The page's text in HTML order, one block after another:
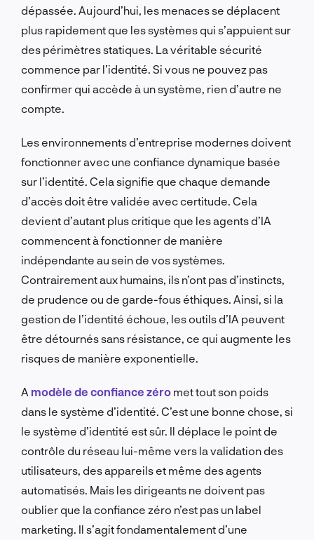
dépassée. Aujourd’hui, les menaces se déplacent
plus rapidement que les systèmes qui s’appuient sur
des périmètres statiques. La véritable sécurité
commence par l’identité. Si vous ne pouvez pas
confirmer qui accède à un système, rien d’autre ne
compte.
Les environnements d’entreprise modernes doivent
fonctionner avec une confiance dynamique basée
sur l’identité. Cela signifie que chaque demande
d’accès doit être validée avec certitude. Cela
devient d’autant plus critique que les agents d’IA
commencent à fonctionner de manière
indépendante au sein de vos systèmes.
Contrairement aux humains, ils n’ont pas d’instincts,
de prudence ou de garde-fous éthiques. Ainsi, si la
gestion de l’identité échoue, les outils d’IA peuvent
être détournés sans résistance, ce qui augmente les
risques de manière exponentielle.
A modèle de confiance zéro met tout son poids
dans le système d’identité. C’est une bonne chose, si
le système d’identité est sûr. Il déplace le point de
contrôle du réseau lui-même vers la validation des
utilisateurs, des appareils et même des agents
automatisés. Mais les dirigeants ne doivent pas
oublier que la confiance zéro n’est pas un label
marketing. Il s’agit fondamentalement d’une